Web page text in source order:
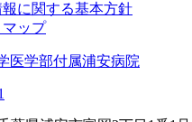
に関する基本方針
ップ